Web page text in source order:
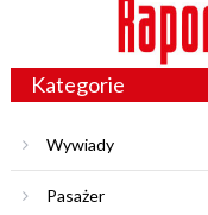
Kategorie
Wywiady
Pasażer